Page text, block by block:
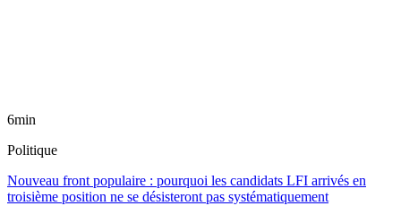
6min
Politique
Nouveau front populaire : pourquoi les candidats LFI arrivés en
troisième position ne se désisteront pas systématiquement